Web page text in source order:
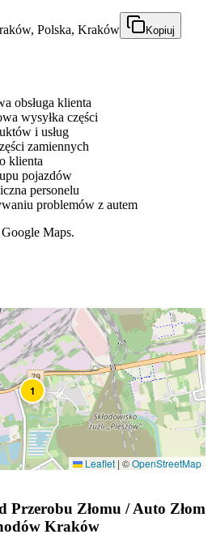
Polska, Kraków Kopiuj
obsługa klienta
wysyłka części
i usług
zamiennych
klienta
pojazdów
personelu
problemów z autem
Maps.
1
Leaflet | ©OpenStreetMap
Przerobu Złomu / Auto Złom
Kraków